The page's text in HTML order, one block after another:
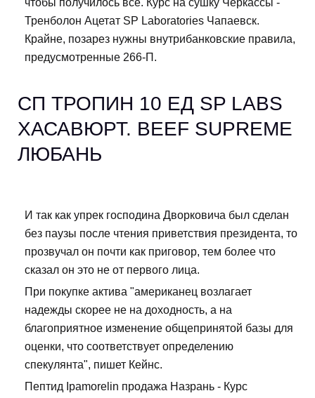
чтобы получилось все. Курс на сушку Черкассы -
Тренболон Ацетат SP Laboratories Чапаевск.
Крайне, позарез нужны внутрибанковские правила,
предусмотренные 266-П.
СП ТРОПИН 10 ЕД SP LABS
ХАСАВЮРТ. BEEF SUPREME
ЛЮБАНЬ
И так как упрек господина Дворковича был сделан
без паузы после чтения приветствия президента, то
прозвучал он почти как приговор, тем более что
сказал он это не от первого лица.
При покупке актива "американец возлагает
надежды скорее не на доходность, а на
благоприятное изменение общепринятой базы для
оценки, что соответствует определению
спекулянта", пишет Кейнс.
Пептид Ipamorelin продажа Назрань - Курс